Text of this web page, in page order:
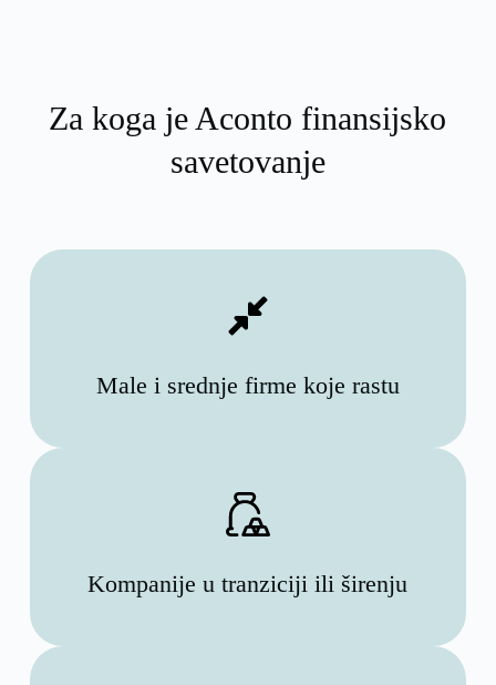
Za koga je Aconto finansijsko
savetovanje
Male i srednje firme koje rastu
Kompanije u tranziciji ili širenju